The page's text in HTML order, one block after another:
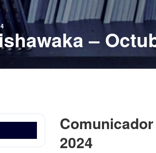
–
2024